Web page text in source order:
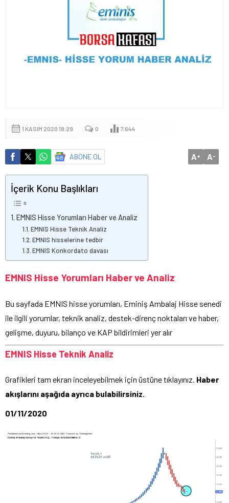
1 KASIM 2020 18:29 0 7.644
ABONE OL A+ A-
İçerik Konu Başlıkları
EMNIS Hisse Yorumları Haber ve Analiz
EMNIS Hisse Teknik Analiz
EMNIS hisselerine tedbir
EMNIS Konkordato davası
EMNIS Hisse Yorumları Haber ve Analiz
Bu sayfada EMNIS hisse yorumları, Eminiş Ambalaj Hisse senedi
ile ilgili yorumlar, teknik analiz, destek-direnç noktaları ve haber,
gelişme, duyuru, bilanço ve KAP bildirimleri yer alır
EMNIS Hisse Teknik Analiz
Grafikleri tam ekran inceleyebilmek için üstüne tıklayınız. Haber
akışlarını aşağıda ayrıca bulabilirsiniz.
01/11/2020